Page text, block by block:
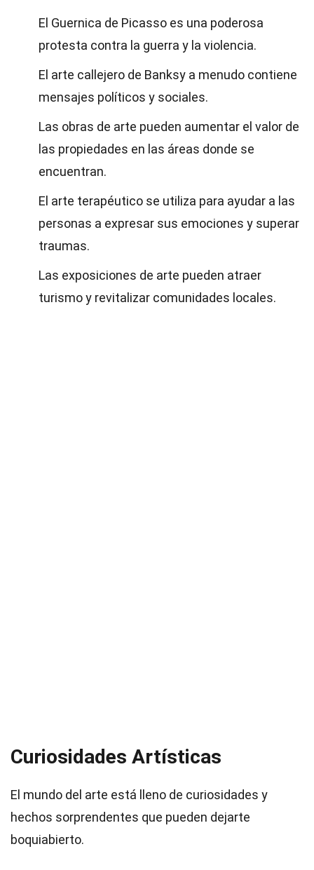
El Guernica de Picasso es una poderosa
protesta contra la guerra y la violencia.
El arte callejero de Banksy a menudo contiene
mensajes políticos y sociales.
Las obras de arte pueden aumentar el valor de
las propiedades en las áreas donde se
encuentran.
El arte terapéutico se utiliza para ayudar a las
personas a expresar sus emociones y superar
traumas.
Las exposiciones de arte pueden atraer
turismo y revitalizar comunidades locales.
Curiosidades Artísticas
El mundo del arte está lleno de curiosidades y
hechos sorprendentes que pueden dejarte
boquiabierto.